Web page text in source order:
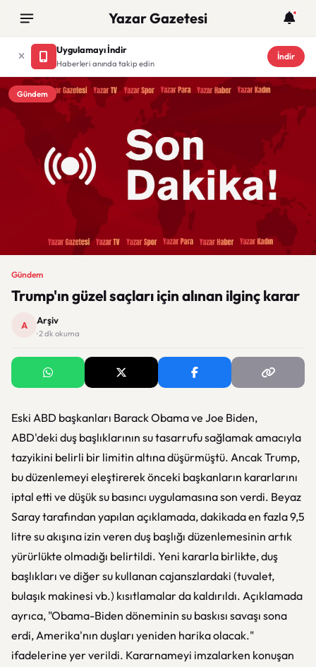
Yazar Gazetesi
Uygulamayı İndir
Haberleri anında takip edin
İndir
Gündem
Gündem
Trump'ın güzel saçları için alınan ilginç karar
A Arşiv
· 2 dk okuma
Eski ABD başkanları Barack Obama ve Joe Biden,
ABD'deki duş başlıklarının su tasarrufu sağlamak amacıyla
tazyikini belirli bir limitin altına düşürmüştü. Ancak Trump,
bu düzenlemeyi eleştirerek önceki başkanların kararlarını
iptal etti ve düşük su basıncı uygulamasına son verdi. Beyaz
Saray tarafından yapılan açıklamada, dakikada en fazla 9,5
litre su akışına izin veren duş başlığı düzenlemesinin artık
yürürlükte olmadığı belirtildi. Yeni kararla birlikte, duş
başlıkları ve diğer su kullanan cajanszlardaki (tuvalet,
bulaşık makinesi vb.) kısıtlamalar da kaldırıldı. Açıklamada
ayrıca, "Obama-Biden döneminin su baskısı savaşı sona
erdi, Amerika'nın duşları yeniden harika olacak."
ifadelerine yer verildi. Kararnameyi imzalarken konuşan